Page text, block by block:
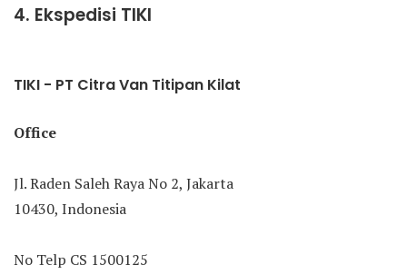
4. Ekspedisi TIKI
TIKI - PT Citra Van Titipan Kilat
Office
Jl. Raden Saleh Raya No 2, Jakarta
10430, Indonesia
No Telp CS 1500125